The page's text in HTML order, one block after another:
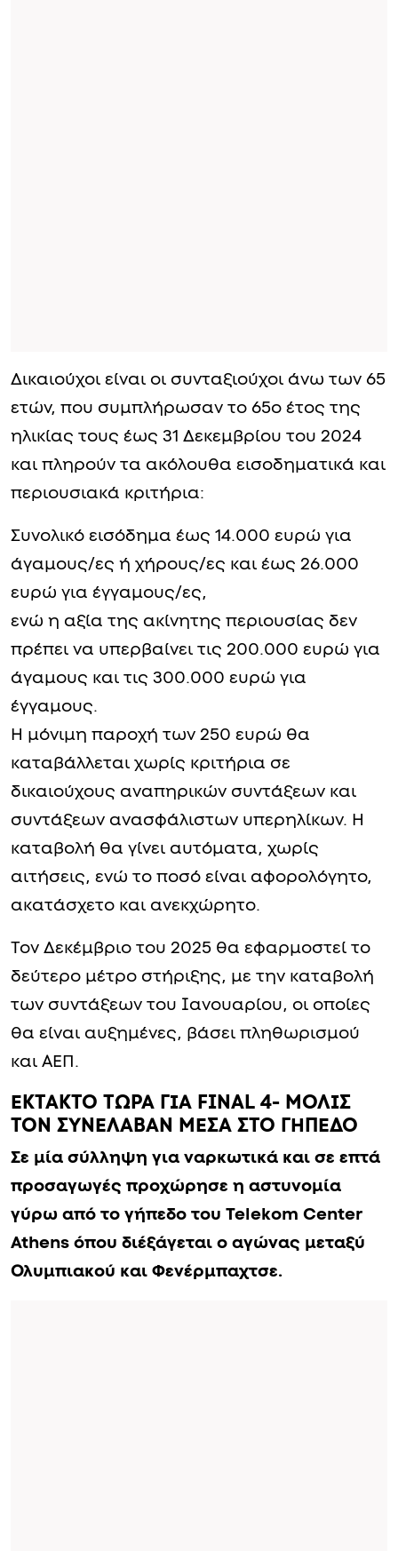
Δικαιούχοι είναι οι συνταξιούχοι άνω των 65
ετών, που συμπλήρωσαν το 65ο έτος της
ηλικίας τους έως 31 Δεκεμβρίου του 2024
και πληρούν τα ακόλουθα εισοδηματικά και
περιουσιακά κριτήρια:
Συνολικό εισόδημα έως 14.000 ευρώ για
άγαμους/ες ή χήρους/ες και έως 26.000
ευρώ για έγγαμους/ες,
ενώ η αξία της ακίνητης περιουσίας δεν
πρέπει να υπερβαίνει τις 200.000 ευρώ για
άγαμους και τις 300.000 ευρώ για
έγγαμους.
Η μόνιμη παροχή των 250 ευρώ θα
καταβάλλεται χωρίς κριτήρια σε
δικαιούχους αναπηρικών συντάξεων και
συντάξεων ανασφάλιστων υπερηλίκων. Η
καταβολή θα γίνει αυτόματα, χωρίς
αιτήσεις, ενώ το ποσό είναι αφορολόγητο,
ακατάσχετο και ανεκχώρητο.
Τον Δεκέμβριο του 2025 θα εφαρμοστεί το
δεύτερο μέτρο στήριξης, με την καταβολή
των συντάξεων του Ιανουαρίου, οι οποίες
θα είναι αυξημένες, βάσει πληθωρισμού
και ΑΕΠ.
ΕΚΤΑΚΤΟ ΤΩΡΑ ΓΙΑ FINAL 4- ΜΟΛΙΣ
ΤΟΝ ΣΥΝΕΛΑΒΑΝ ΜΕΣΑ ΣΤΟ ΓΗΠΕΔΟ
Σε μία σύλληψη για ναρκωτικά και σε επτά
προσαγωγές προχώρησε η αστυνομία
γύρω από το γήπεδο του Telekom Center
Athens όπου διέξάγεται ο αγώνας μεταξύ
Ολυμπιακού και Φενέρμπαχτσε.